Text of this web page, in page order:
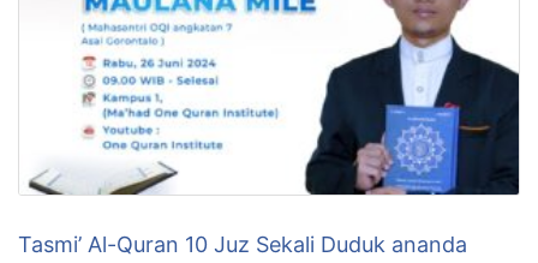
Tasmi’ Al-Quran 10 Juz Sekali Duduk ananda